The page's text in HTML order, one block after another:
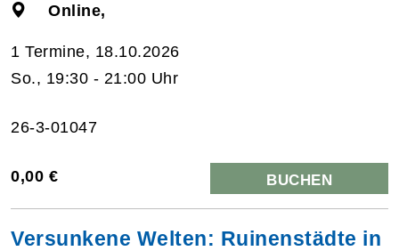
Online,
1 Termine, 18.10.2026
So., 19:30 - 21:00 Uhr
26-3-01047
0,00 € BUCHEN
Versunkene Welten: Ruinenstädte in